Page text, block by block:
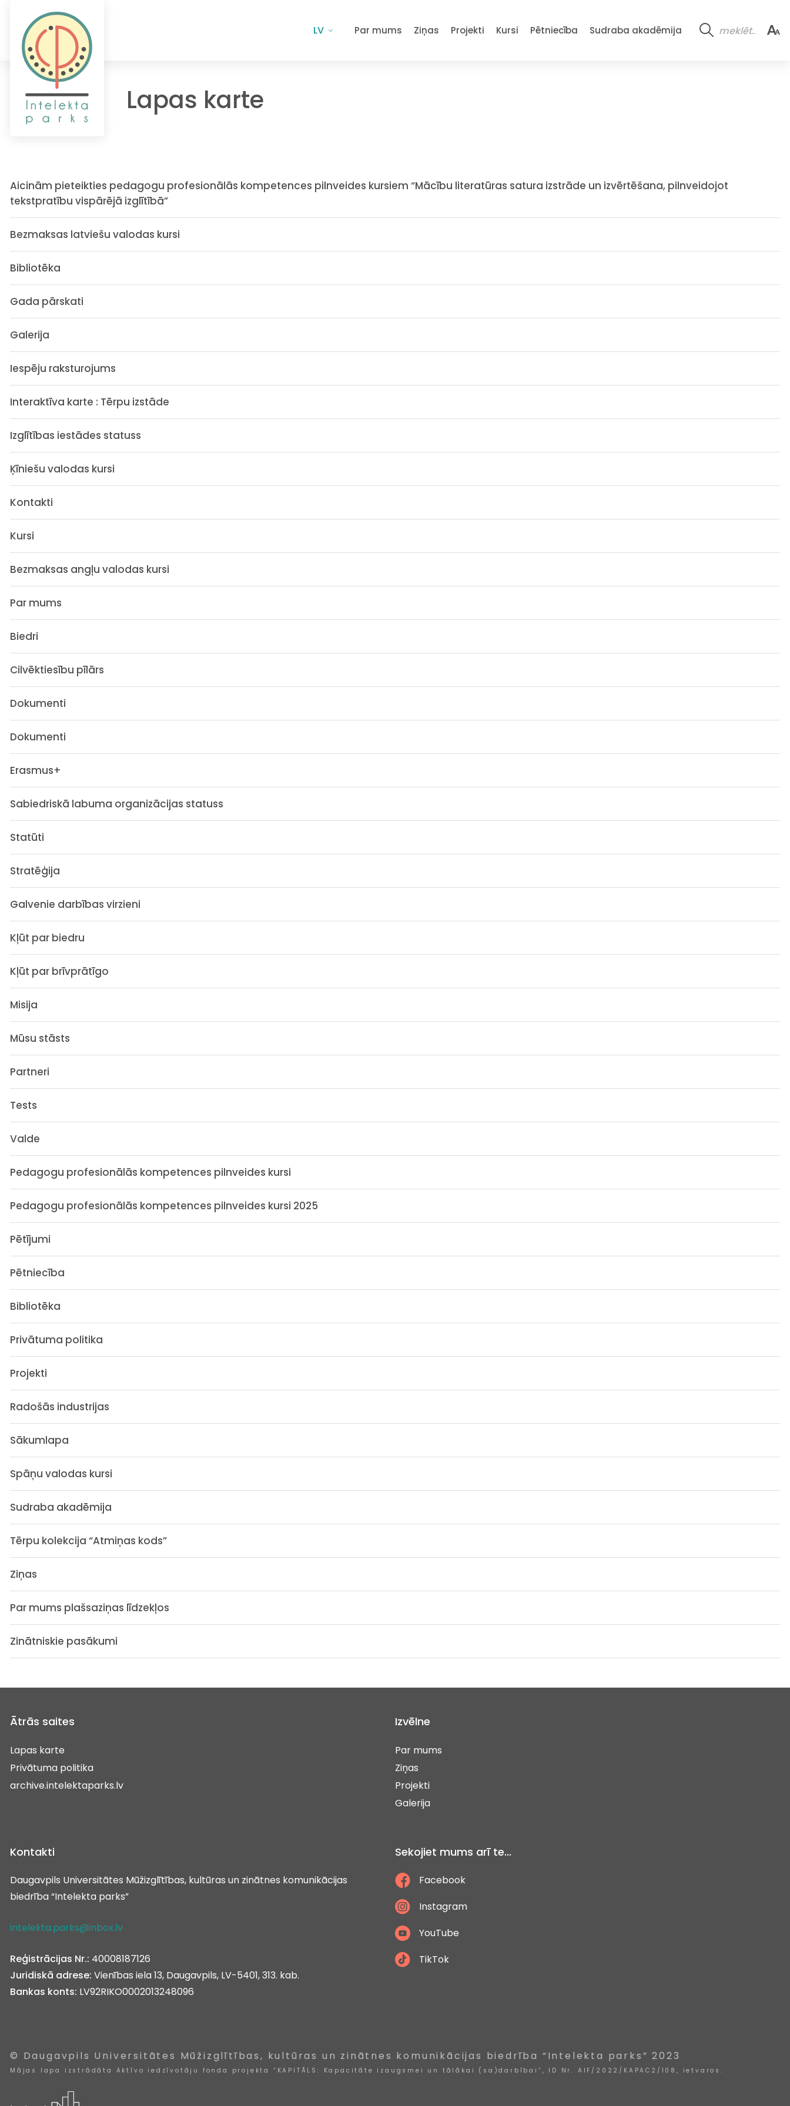
LV Par mums Ziņas Projekti Kursi Pētniecība Sudraba akadēmija
Lapas karte
Aicinām pieteikties pedagogu profesionālās kompetences pilnveides kursiem “Mācību literatūras satura izstrāde un izvērtēšana, pilnveidojot
tekstpratību vispārējā izglītībā”
Bezmaksas latviešu valodas kursi
Bibliotēka
Gada pārskati
Galerija
Iespēju raksturojums
Interaktīva karte : Tērpu izstāde
Izglītības iestādes statuss
Ķīniešu valodas kursi
Kontakti
Kursi
Bezmaksas angļu valodas kursi
Par mums
Biedri
Cilvēktiesību pīlārs
Dokumenti
Dokumenti
Erasmus+
Sabiedriskā labuma organizācijas statuss
Statūti
Stratēģija
Galvenie darbības virzieni
Kļūt par biedru
Kļūt par brīvprātīgo
Misija
Mūsu stāsts
Partneri
Tests
Valde
Pedagogu profesionālās kompetences pilnveides kursi
Pedagogu profesionālās kompetences pilnveides kursi 2025
Pētījumi
Pētniecība
Bibliotēka
Privātuma politika
Projekti
Radošās industrijas
Sākumlapa
Spāņu valodas kursi
Sudraba akadēmija
Tērpu kolekcija “Atmiņas kods”
Ziņas
Par mums plašsaziņas līdzekļos
Zinātniskie pasākumi
Ātrās saites
Lapas karte
Privātuma politika
archive.intelektaparks.lv
Izvēlne
Par mums
Ziņas
Projekti
Galerija
Kontakti
Daugavpils Universitātes Mūžizglītības, kultūras un zinātnes komunikācijas
biedrība “Intelekta parks”
intelekta.parks@inbox.lv
Reģistrācijas Nr.: 40008187126
Juridiskā adrese: Vienības iela 13, Daugavpils, LV-5401, 313. kab.
Bankas konts: LV92RIKO0002013248096
Sekojiet mums arī te...
Facebook
Instagram
YouTube
TikTok
© Daugavpils Universitātes Mūžizglītības, kultūras un zinātnes komunikācijas biedrība “Intelekta parks” 2023
Mājas lapa izstrādāta Aktīvo iedzīvotāju fonda projekta “KAPITĀLS: Kapacitāte izaugsmei un tālākai (sa)darbībai”, ID Nr. AIF/2022/KAPAC2/108, ietvaros.